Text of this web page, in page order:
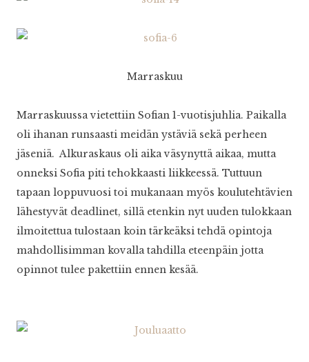
Marraskuu
Marraskuussa vietettiin Sofian 1-vuotisjuhlia. Paikalla
oli ihanan runsaasti meidän ystäviä sekä perheen
jäseniä. Alkuraskaus oli aika väsynyttä aikaa, mutta
onneksi Sofia piti tehokkaasti liikkeessä. Tuttuun
tapaan loppuvuosi toi mukanaan myös koulutehtävien
lähestyvät deadlinet, sillä etenkin nyt uuden tulokkaan
ilmoitettua tulostaan koin tärkeäksi tehdä opintoja
mahdollisimman kovalla tahdilla eteenpäin jotta
opinnot tulee pakettiin ennen kesää.